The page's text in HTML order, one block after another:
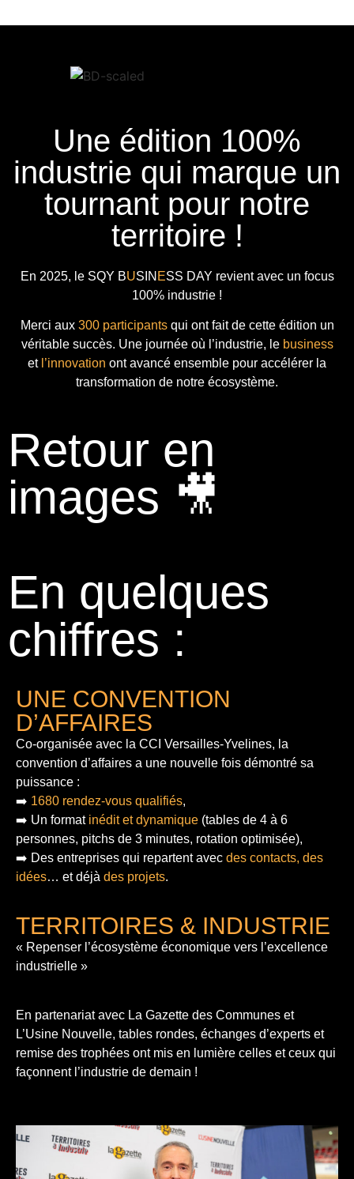
Une édition 100%
industrie qui marque un
tournant pour notre
territoire !
En 2025, le SQY BUSIN ESS DAY revient avec un focus
100% industrie !
Merci aux 300 participantsqui ont fait de cette édition un
véritable succès. Une journée où l’industrie, le business
et l’innovation ont avancé ensemble pour accélérer la
transformation de notre écosystème.
Retour en
images 🎥
En quelques
chiffres :
UNE CONVENTION
D’AFFAIRES
Co-organisée avec la CCI Versailles-Yvelines, la
convention d’affaires a une nouvelle fois démontré sa
puissance :
➡️ 1680 rendez-vous qualifiés,
➡️ Un format inédit et dynamique (tables de 4 à 6
personnes, pitchs de 3 minutes, rotation optimisée),
➡️ Des entreprises qui repartent avec des contacts, des
idées… et déjà des projets.
TERRITOIRES & INDUSTRIE
« Repenser l’écosystème économique vers l’excellence
industrielle »
En partenariat avec La Gazette des Communes et
L’Usine Nouvelle, tables rondes, échanges d’experts et
remise des trophées ont mis en lumière celles et ceux qui
façonnent l’industrie de demain !